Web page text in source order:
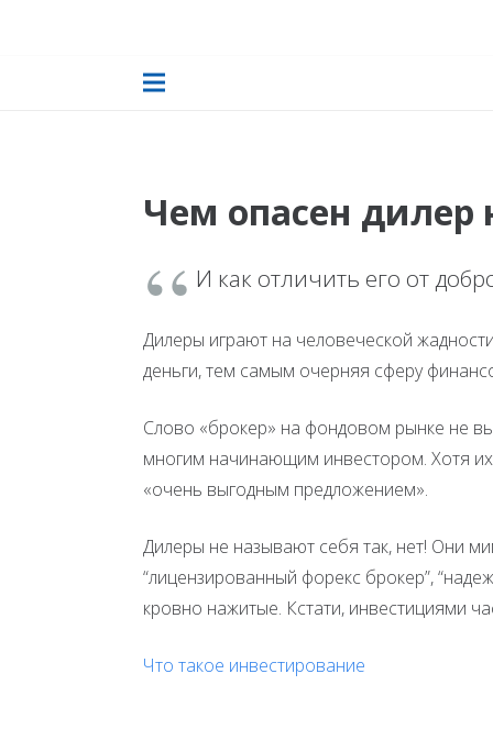
Чем опасен
И как отличить его от
Дилеры играют на человеческой
деньги, тем самым очерняя сферу
Слово «брокер» на фондовом рынке не
многим начинающим инвестором. Хотя
«очень выгодным предложением».
Дилеры не называют себя так, нет! Они
“лицензированный форекс брокер”,
кровно нажитые. Кстати, инвестициями
Что такое инвестирование